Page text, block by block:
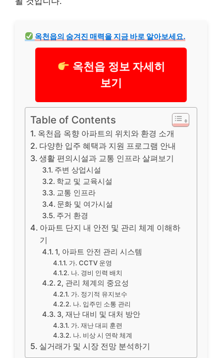
옥천읍의 숨겨진 매력을 지금 바로 알아보세요.
옥천읍 정보 자세히
보기
Table of Contents
옥천읍 옥향 아파트의 위치와 환경 소개
다양한 입주 혜택과 지원 프로그램 안내
생활 편의시설과 교통 인프라 살펴보기
주변 상업시설
학교 및 교육시설
교통 인프라
문화 및 여가시설
주거 환경
아파트 단지 내 안전 및 관리 체계 이해하
기
1, 아파트 안전 관리 시스템
가. CCTV 운영
나. 경비 인력 배치
2, 관리 체계의 중요성
가. 정기적 유지보수
나. 입주민 소통 관리
3, 재난 대비 및 대처 방안
가. 재난 대피 훈련
나. 비상 시 연락 체계
실거래가 및 시장 전망 분석하기